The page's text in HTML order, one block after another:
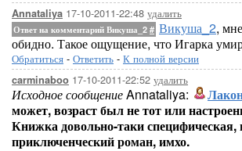
Annataliya 17-10-2011-22:48 удалить
Ответ на комментарий Викуша_2 # Викуша_2,
обидно. Такое ощущение, что Игарка
Обратиться - Ответить - К полной версии
carminaboo 17-10-2011-22:52 удалить
Исходное сообщениеAnnataliya:
может, возраст был не тот или
Книжка довольно-таки специфическая,
приключенческий роман, имхо.